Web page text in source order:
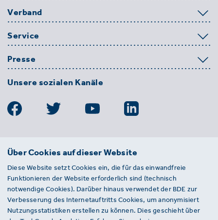
Verband
Service
Presse
Unsere sozialen Kanäle
BDE
Entsorgungs-, Wasser- und
Kreislaufwirtschaft e. V.
Von-der-Heydt-Straße 2
D 10785 Berlin
Über Cookies auf dieser Website
Diese Website setzt Cookies ein, die für das einwandfreie
Funktionieren der Website erforderlich sind (technisch
notwendige Cookies). Darüber hinaus verwendet der BDE zur
Verbesserung des Internetauftritts Cookies, um anonymisiert
Nutzungsstatistiken erstellen zu können. Dies geschieht über